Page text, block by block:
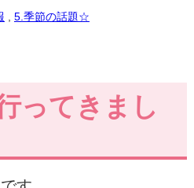
5.季節の話題☆
ってきまし